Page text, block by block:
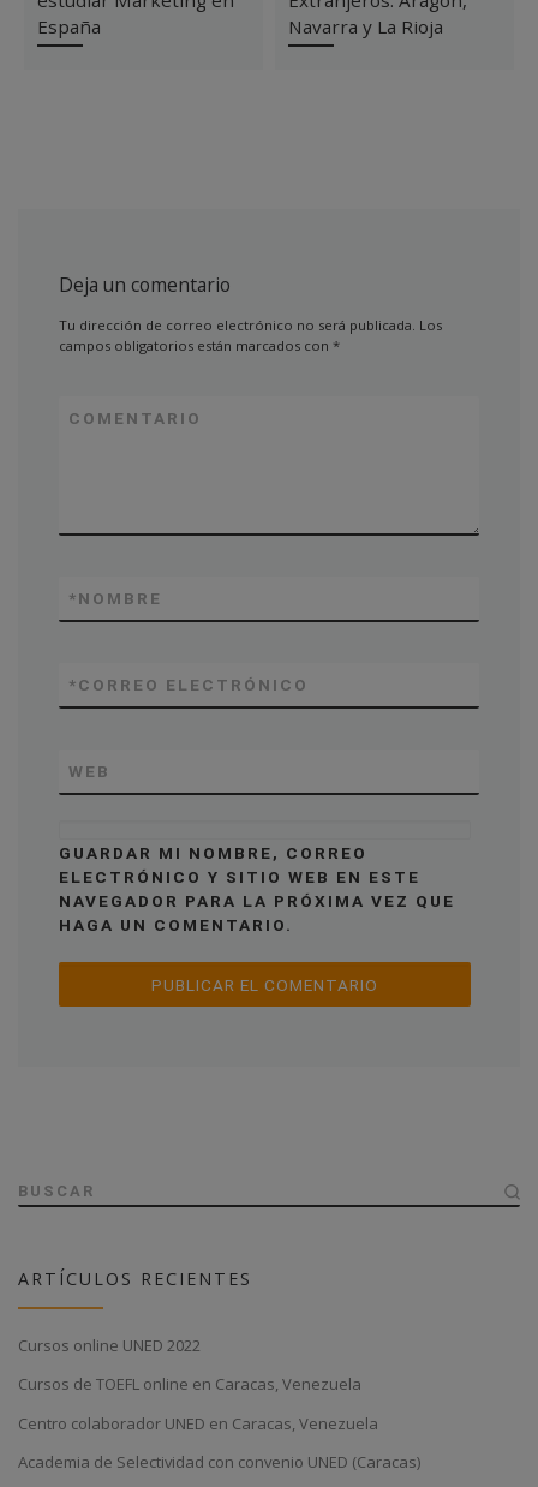
España
Navarra y La Rioja
Deja un comentario
Tu dirección de correo electrónico no será publicada. Los
campos obligatorios están marcados con *
COMENTARIO
NOMBRE
*
CORREO ELECTRÓNICO
*
WEB
GUARDAR MI NOMBRE, CORREO
ELECTRÓNICO Y SITIO WEB EN ESTE
NAVEGADOR PARA LA PRÓXIMA VEZ QUE
HAGA UN COMENTARIO.
BUSCAR
ARTÍCULOS RECIENTES
Cursos online UNED 2022
Cursos de TOEFL online en Caracas, Venezuela
Centro colaborador UNED en Caracas, Venezuela
Academia de Selectividad con convenio UNED (Caracas)